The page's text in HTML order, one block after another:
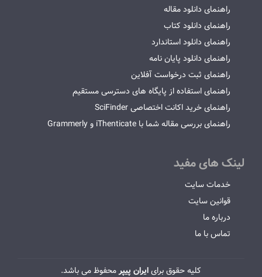
راهنمای دانلود مقاله
راهنمای دانلود کتاب
راهنمای دانلود استاندارد
راهنمای دانلود پایان نامه
راهنمای ثبت درخواست آفلاین
راهنمای استفاده از پایگاه های دسترسی مستقیم
راهنمای خرید اکانت اختصاصی SciFinder
راهنمای بررسی مقاله شما با iThenticate و Grammerly
لینک های مفید
خدمات سایت
قوانین سایت
درباره ما
تماس با ما
کلیه حقوق برایایران پیپرمحفوظ می باشد.